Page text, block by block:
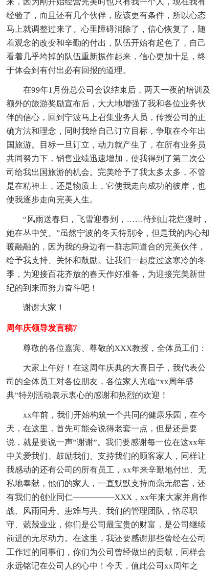
经验了，而且还有几个伙伴，应该更有条件，所以心态
马上就调整过来了。心里障碍消除了，信心恢复了，随
着观念的改变和辛勤的付出，队伍开始有起色了，自己
看着几乎垮掉的队伍重新振作起来，信心更加十足，终
于体会到有付出必有回报的道理。
在99年1月份总公司会议结束后，两天一夜的培训及
额外的旅游奖励宣布后，大大地增强了我和各位业务伙
伴的信心，回到宁波马上召集业务人员，传授公司的正
确方法和理念，同时我给自己订立目标，争取在今年出
国旅游。目标一旦订立，动力就产生了，在所有业务员
共同努力下，销售业绩迅速增加，使我得到了第二次公
司给我出国旅游的机会。完美给予了我太多太多，不管
是在精神上，还是物质上，它使我走向成功的彼岸，也
使我逐步走向完美人生。
“风雨送春归，飞雪迎春到，……待到山花烂漫时，
她在丛中笑。”虽然宁波的冬天特别冷，但是我的内心却
暖融融的，因为我的身边有一群志同道合的完美伙伴，
给予我支持、关怀和鼓励。让我们一起度过这寒冷的冬
季，为迎接百花齐放的春天作好准备，为迎接完美新世
纪的到来而努力奋斗吧！
谢谢大家！
周年庆领导发言稿7
尊敬的各位嘉宾、尊敬的XXX教授，全体员工们：
大家上午好！在这周年庆典的大喜日子，我代表公
司的全体员工对各位朋友，各位家人光临“xx周年盛
典”特别活动表示衷心的感谢和热烈的欢迎！
xx年前，我们开始构筑一个共同的健康乐园，在今
天，在这里，首先可能会说得老套一点，但是还是要
说，就是要说一声”谢谢”。我们要感谢每一位在这xx年
中关爱我们、鼓励我们、支持我们的顾客家人，同样让
我感动的还有公司的所有员工，xx年来辛勤地付出、无
私地奉献，他们的家人，一直默默支持而毫无怨言，还
有我们的创业同仁—————XXX，xx年来大家并肩作
战、风雨同舟、患难与共。我们的管理团队，恪尽职
守、兢兢业业，你们是公司最宝贵的财富，是公司继续
前进的无尽动力。在这里，我还要感谢那些曾经在公司
工作过的同事们，你们为公司曾经做出的贡献，同样会
永远铭记在公司人的心中！今天，值此公司xx周年之